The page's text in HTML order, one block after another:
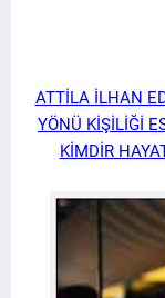
ATTİLA İLHAN
YÖNÜ KİŞİLİĞİ
KİMDİR